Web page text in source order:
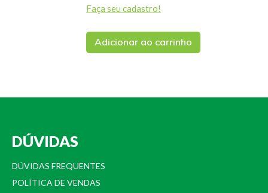
Faça seu cadastro!
Adicionar ao carrinho
DÚVIDAS
DÚVIDAS FREQUENTES
POLÍTICA DE VENDAS